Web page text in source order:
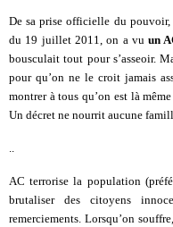
De sa prise officielle du
du 19 juillet 2011, on a vuun
bousculait tout pour s’asseoir.
pour qu’on ne le croit jamais
montrer à tous qu’on est là
Un décret ne nourrit aucune
..
AC terrorise la population
brutaliser des citoyens
remerciements. Lorsqu’on